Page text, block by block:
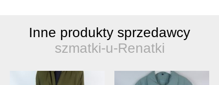
Inne produkty sprzedawcy
szmatki-u-Renatki